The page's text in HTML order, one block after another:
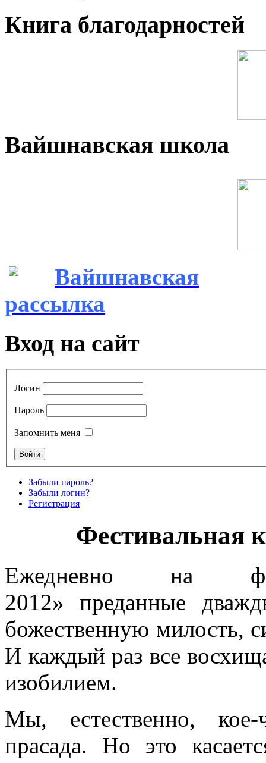
Книга благодарностей
Вайшнавская школа
Вайшнавская
рассылка
Вход на сайт
Логин
Пароль
Запомнить меня
Забыли пароль?
Забыли логин?
Регистрация
Фестивальная
Ежедневно на
2012» преданные
божественную милость,
И каждый раз все
изобилием.
Мы, естественно,
прасада. Но это